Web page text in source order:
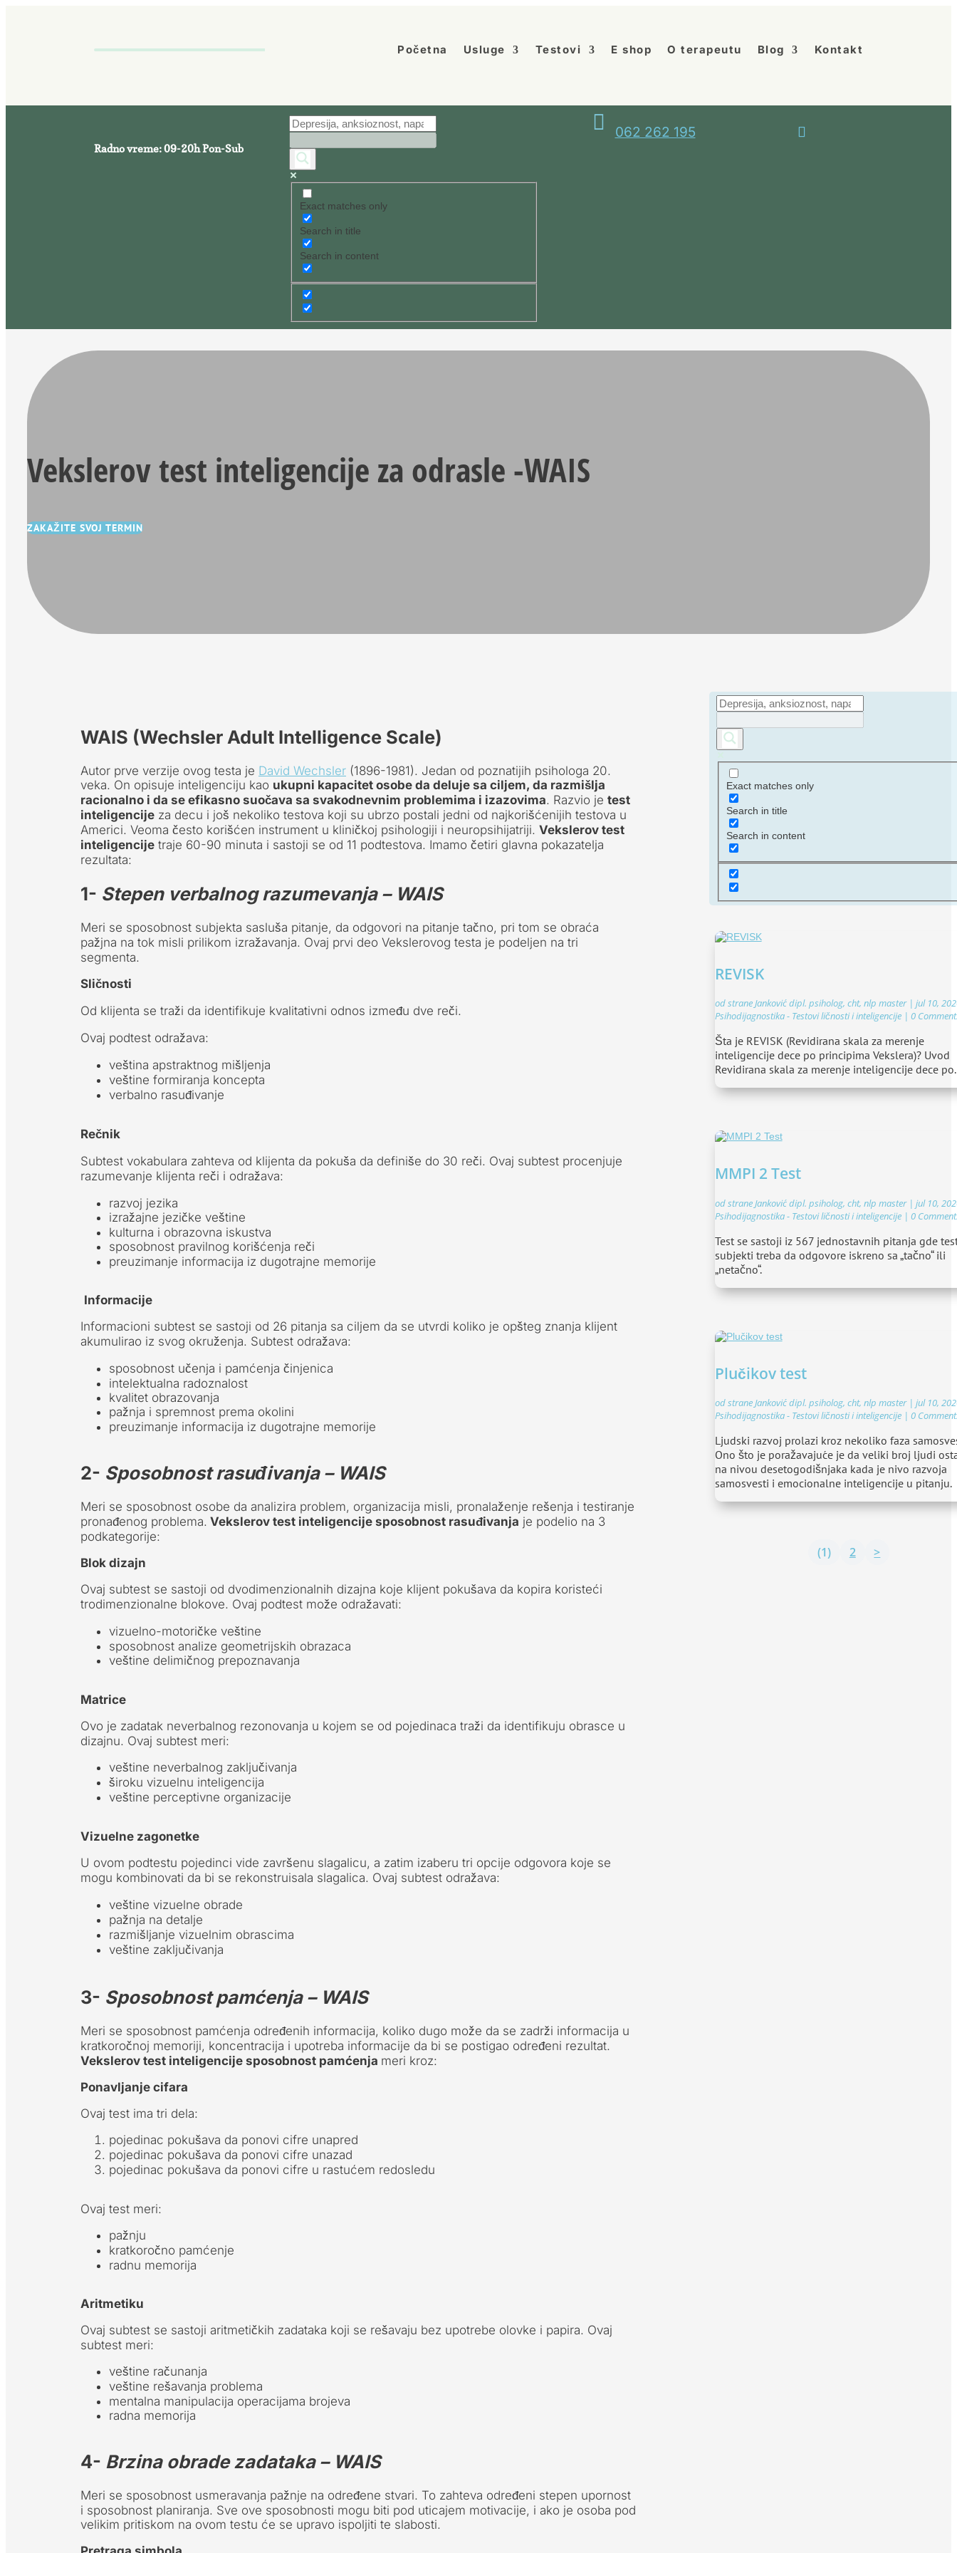
Početna Usluge Testovi E shop O terapeutu Blog Kontakt
Radno vreme: 09-20h Pon-Sub
Exact matches only
Search in title
Search in content
 062 262 195
Vekslerov test inteligencije za odrasle -WAIS
ZAKAŽITE SVOJ TERMIN
WAIS (Wechsler Adult Intelligence Scale)
Autor prve verzije ovog testa je David Wechsler (1896-1981). Jedan od poznatijih psihologa 20.
veka. On opisuje inteligenciju kao ukupni kapacitet osobe da deluje sa ciljem, da razmišlja
racionalno i da se efikasno suočava sa svakodnevnim problemima i izazovima. Razvio je test
inteligencije za decu i još nekoliko testova koji su ubrzo postali jedni od najkorišćenijih testova u
Americi. Veoma često korišćen instrument u kliničkoj psihologiji i neuropsihijatriji. Vekslerov test
inteligencije traje 60-90 minuta i sastoji se od 11 podtestova. Imamo četiri glavna pokazatelja
rezultata:
1- Stepen verbalnog razumevanja – WAIS
Meri se sposobnost subjekta sasluša pitanje, da odgovori na pitanje tačno, pri tom se obraća
pažjna na tok misli prilikom izražavanja. Ovaj prvi deo Vekslerovog testa je podeljen na tri
segmenta.
Sličnosti
Od klijenta se traži da identifikuje kvalitativni odnos između dve reči.
Ovaj podtest odražava:
veština apstraktnog mišljenja
veštine formiranja koncepta
verbalno rasuđivanje
Rečnik
Subtest vokabulara zahteva od klijenta da pokuša da definiše do 30 reči. Ovaj subtest procenjuje
razumevanje klijenta reči i odražava:
razvoj jezika
izražajne jezičke veštine
kulturna i obrazovna iskustva
sposobnost pravilnog korišćenja reči
preuzimanje informacija iz dugotrajne memorije
Informacije
Informacioni subtest se sastoji od 26 pitanja sa ciljem da se utvrdi koliko je opšteg znanja klijent
akumulirao iz svog okruženja. Subtest odražava:
sposobnost učenja i pamćenja činjenica
intelektualna radoznalost
kvalitet obrazovanja
pažnja i spremnost prema okolini
preuzimanje informacija iz dugotrajne memorije
2- Sposobnost rasuđivanja – WAIS
Meri se sposobnost osobe da analizira problem, organizacija misli, pronalaženje rešenja i testiranje
pronađenog problema. Vekslerov test inteligencije sposobnost rasuđivanja je podelio na 3
podkategorije:
Blok dizajn
Ovaj subtest se sastoji od dvodimenzionalnih dizajna koje klijent pokušava da kopira koristeći
trodimenzionalne blokove. Ovaj podtest može odražavati:
vizuelno-motoričke veštine
sposobnost analize geometrijskih obrazaca
veštine delimičnog prepoznavanja
Matrice
Ovo je zadatak neverbalnog rezonovanja u kojem se od pojedinaca traži da identifikuju obrasce u
dizajnu. Ovaj subtest meri:
veštine neverbalnog zaključivanja
široku vizuelnu inteligencija
veštine perceptivne organizacije
Vizuelne zagonetke
U ovom podtestu pojedinci vide završenu slagalicu, a zatim izaberu tri opcije odgovora koje se
mogu kombinovati da bi se rekonstruisala slagalica. Ovaj subtest odražava:
veštine vizuelne obrade
pažnja na detalje
razmišljanje vizuelnim obrascima
veštine zaključivanja
3- Sposobnost pamćenja – WAIS
Meri se sposobnost pamćenja određenih informacija, koliko dugo može da se zadrži informacija u
kratkoročnoj memoriji, koncentracija i upotreba informacije da bi se postigao određeni rezultat.
Vekslerov test inteligencije sposobnost pamćenja meri kroz:
Ponavljanje cifara
Ovaj test ima tri dela:
pojedinac pokušava da ponovi cifre unapred
pojedinac pokušava da ponovi cifre unazad
pojedinac pokušava da ponovi cifre u rastućem redosledu
Ovaj test meri:
pažnju
kratkoročno pamćenje
radnu memorija
Aritmetiku
Ovaj subtest se sastoji aritmetičkih zadataka koji se rešavaju bez upotrebe olovke i papira. Ovaj
subtest meri:
veštine računanja
veštine rešavanja problema
mentalna manipulacija operacijama brojeva
radna memorija
4- Brzina obrade zadataka – WAIS
Meri se sposobnost usmeravanja pažnje na određene stvari. To zahteva određeni stepen upornost
i sposobnost planiranja. Sve ove sposobnosti mogu biti pod uticajem motivacije, i ako je osoba pod
velikim pritiskom na ovom testu će se upravo ispoljiti te slabosti.
Exact matches only
Search in title
Search in content
REVISK
od straneJanković dipl. psiholog, cht, nlp master| jul 10,
Psihodijagnostika - Testovi ličnosti i inteligencije| 0
Šta je REVISK (Revidirana skala za merenje
inteligencije dece po principima Vekslera)? Uvod
Revidirana skala za merenje inteligencije dece
MMPI 2 Test
od straneJanković dipl. psiholog, cht, nlp master| jul 10,
Psihodijagnostika - Testovi ličnosti i inteligencije| 0
Test se sastoji iz 567 jednostavnih pitanja gde
subjekti treba da odgovore iskreno sa „tačno“ ili
„netačno“.
Plučikov test
od straneJanković dipl. psiholog, cht, nlp master| jul 10,
Psihodijagnostika - Testovi ličnosti i inteligencije| 0
Ljudski razvoj prolazi kroz nekoliko faza
Ono što je poražavajuće je da veliki broj ljudi
na nivou desetogodišnjaka kada je nivo razvoja
samosvesti i emocionalne inteligencije u pitanju.
(1) 2 >